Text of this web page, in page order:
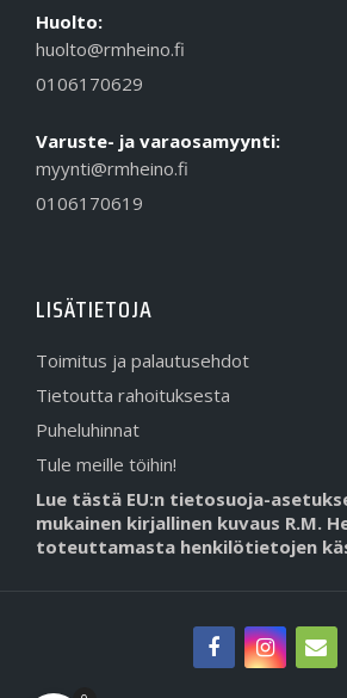
Huolto:
huolto@rmheino.fi
0106170629
Varuste- ja varaosamyynti:
myynti@rmheino.fi
0106170619
LISÄTIETOJA
Toimitus ja palautusehdot
Tietoutta rahoituksesta
Puheluhinnat
Tule meille töihin!
Lue tästä EU:n tietosuoja-
mukainen kirjallinen kuvaus R.M.
toteuttamasta henkilötietojen